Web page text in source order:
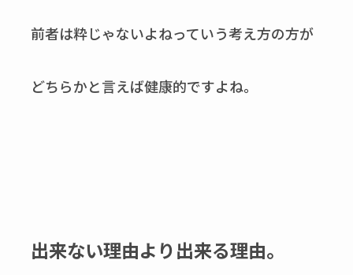
前者は粋じゃないよねっていう考え方の方が
どちらかと言えば健康的ですよね。
出来ない理由より出来る理由。